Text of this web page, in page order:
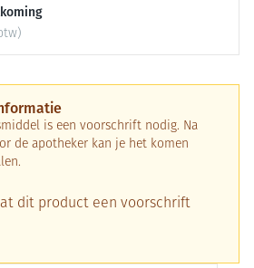
is een voorschrift nodig. Na
de apotheker kan je het komen
dit product een voorschrift